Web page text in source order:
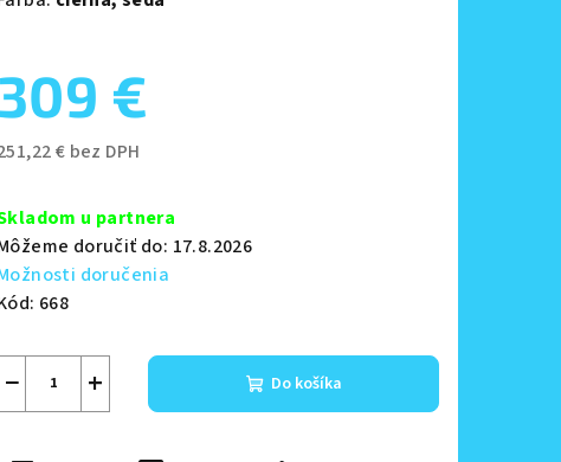
hviezdičiek.
309 €
€ bez DPH
u partnera
doručiť do: 17.8.2026
doručenia
668
+
− Do košíka